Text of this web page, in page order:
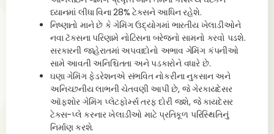
ધ્યાનમાં લીધા વિના 28% ટેક્સને આધિન રહેશે.
નિષ્ણાતો માને છે કે ગેમિંગ ઉદ્યોગમાં ભારતીય ખેલાડીઓને
નવા ટૅક્સના પરિણામે નોટિસના બરેજનો સામનો કરવો પડશે.
સરકારની જાહેરાતમાં અપવાદોનો અભાવ ગેમિંગ કંપનીઓ
સામે આવતી અનિશ્ચિતતા અને પડકારોને વધારે છે.
ઘણા ગેમિંગ ફેડરેશનએ સંભવિત નોકરીના નુકસાન અને
અનિચ્છનીય લાભની ચેતવણી આપી છે, જે ગેરકાયદેસર
ઑફશોર ગેમિંગ પ્લેટફોર્મ્સ તરફ દોરી જશે, જે કાયદેસર
ટેક્સ-પ્લે કરનાર ખેલાડીઓ માટે પ્રતિકૂળ પરિસ્થિતિનું
નિર્માણ કરશે.